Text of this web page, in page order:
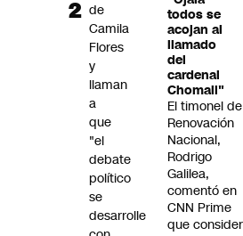
todos se
acojan al
llamado
del
cardenal
Chomali"
El timonel de
Renovación
Nacional,
Rodrigo
Galilea,
comentó en
CNN Prime
que
de
Camila
Flores
y
llaman
a
que
"el
debate
político
se
desarrolle